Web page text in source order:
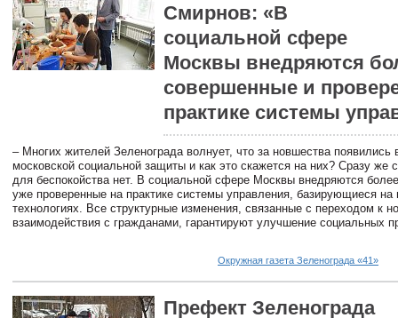
Смирнов: «В
социальной сфере
Москвы внедряются
совершенные и
практике системы
– Многих жителей Зеленограда волнует, что за новшества появились
московской социальной защиты и как это скажется на них? Сразу же
для беспокойства нет. В социальной сфере Москвы внедряются
уже проверенные на практике системы управления, базирующиеся
технологиях. Все структурные изменения, связанные с переходом к
взаимодействия с гражданами, гарантируют улучшение социальных
Окружная газета Зеленограда «41»
Префект Зеленограда